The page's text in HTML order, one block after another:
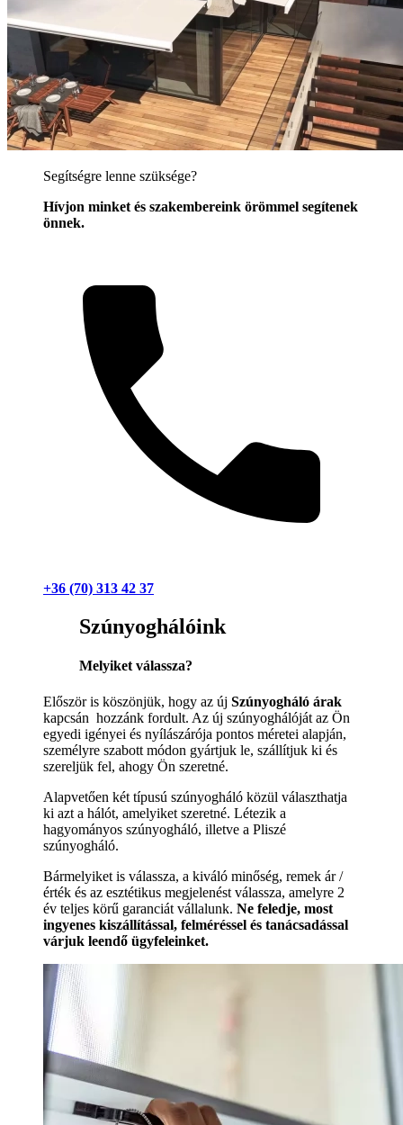
Segítségre lenne szüksége?
Hívjon minket és szakembereink örömmel segítenek
önnek.
+36 (70) 313 42 37
Szúnyoghálóink
Melyiket válassza?
Először is köszönjük, hogy az új Szúnyogháló árak
kapcsán hozzánk fordult. Az új szúnyoghálóját az Ön
egyedi igényei és nyílászárója pontos méretei alapján,
személyre szabott módon gyártjuk le, szállítjuk ki és
szereljük fel, ahogy Ön szeretné.
Alapvetően két típusú szúnyogháló közül választhatja
ki azt a hálót, amelyiket szeretné. Létezik a
hagyományos szúnyogháló, illetve a Pliszé
szúnyogháló.
Bármelyiket is válassza, a kiváló minőség, remek ár /
érték és az esztétikus megjelenést válassza, amelyre 2
év teljes körű garanciát vállalunk. Ne feledje, most
ingyenes kiszállítással, felméréssel és tanácsadással
várjuk leendő ügyfeleinket.